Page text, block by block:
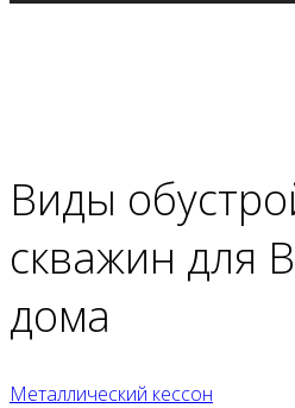
Виды
скважин для
дома
Металлический кессон